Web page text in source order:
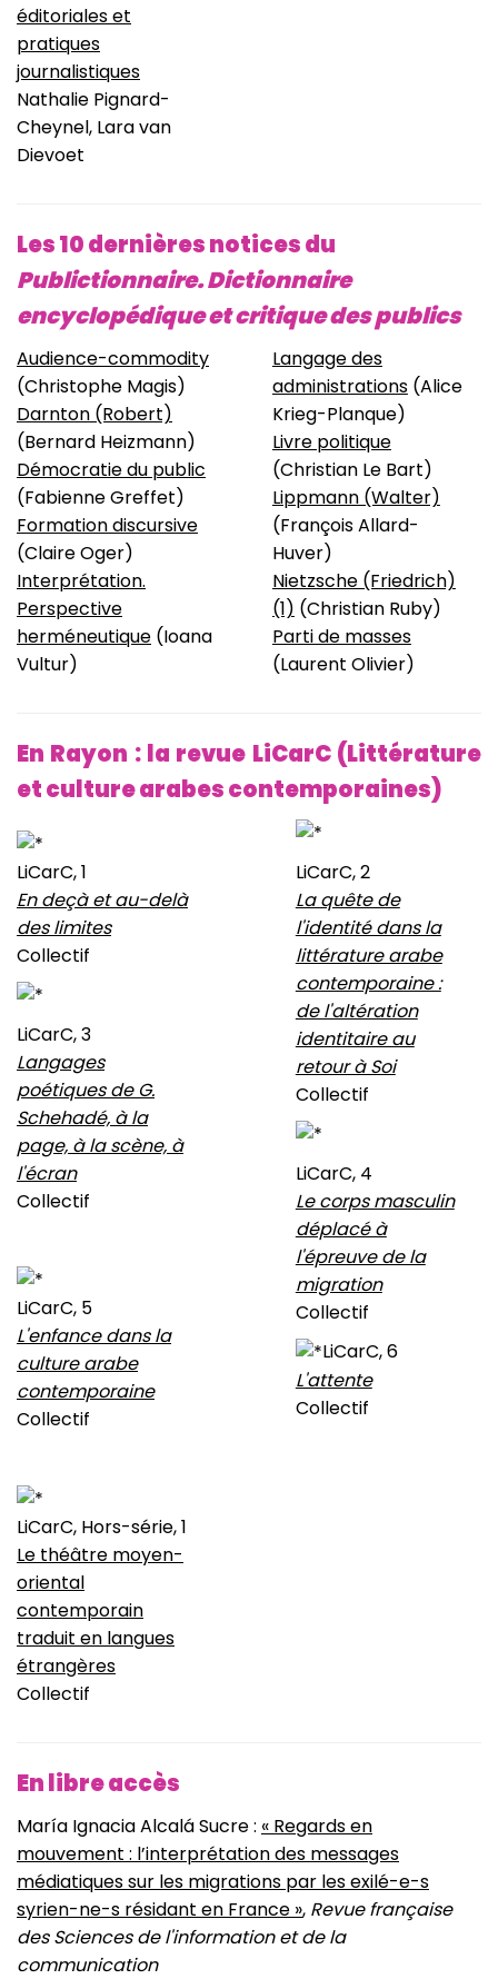
éditoriales et
pratiques
journalistiques
Nathalie Pignard-
Cheynel, Lara van
Dievoet
Les 10 dernières notices du
Publictionnaire. Dictionnaire
encyclopédique et critique des publics
Audience-commodity
(Christophe Magis)
Darnton (Robert)
(Bernard Heizmann)
Démocratie du public
(Fabienne Greffet)
Formation discursive
(Claire Oger)
Interprétation.
Perspective
herméneutique (Ioana
Vultur)
Langage des
administrations(Alice
Krieg-Planque)
Livre politique
(Christian Le Bart)
Lippmann (Walter)
(François Allard-
Huver)
Nietzsche (Friedrich)
(1) (Christian Ruby)
Parti de masses
(Laurent Olivier)
En Rayon : la revue LiCarC (Littérature
et culture arabes contemporaines)
LiCarC, 1
En deçà et au-delà
des limites
Collectif
LiCarC, 3
Langages
poétiques de G.
Schehadé, à la
page, à la scène, à
l'écran
Collectif
LiCarC, 5
L'enfance dans la
culture arabe
contemporaine
Collectif
LiCarC, Hors-série, 1
Le théâtre moyen-
oriental
contemporain
traduit en langues
étrangères
Collectif
LiCarC, 2
La quête de
l'identité dans la
littérature arabe
contemporaine :
de l'altération
identitaire au
retour à Soi
Collectif
LiCarC, 4
Le corps masculin
déplacé à
l'épreuve de la
migration
Collectif
LiCarC, 6
L'attente
Collectif
En libre accès
María Ignacia Alcalá Sucre : « Regards en
mouvement : l’interprétation des messages
médiatiques sur les migrations par les exilé-e-s
syrien-ne-s résidant en France », Revue française
des Sciences de l'information et de la
communication